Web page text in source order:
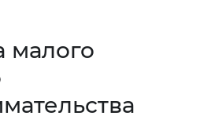
малого